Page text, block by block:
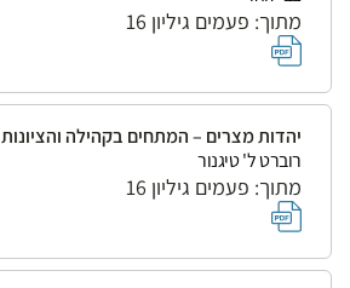
מתוך: פעמים גיליון 16
יהדות מצרים – המתחים בקהילה והציונות
רוברט ל' טיגנור
מתוך: פעמים גיליון 16